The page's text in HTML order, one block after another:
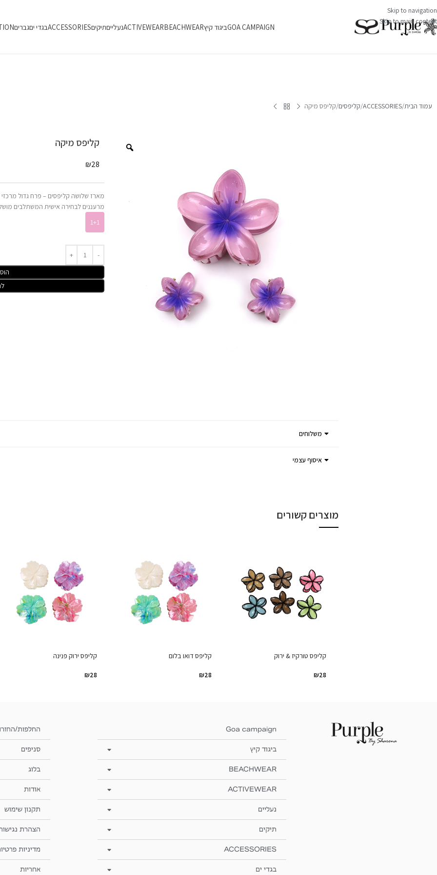
Skip to navigation
Skip to main content
GOA CAMPAIGNביגוד קיץBEACHWEAR
ACTIVEWEARנעלייםתיקיםACCESSORIESבגדי יםגברים
עמוד הבית ACCESSORIES קליפסים קליפס מיקה
קליפס מיקה
₪28
מארז שלושה קליפסים – פרח גדול מרכזי
מרעננים לבחירה אישית המשתלבים
1+1
משלוחים
איסוף עצמי
מוצרים קשורים
קליפס טורקיז & ירוק
₪28
קליפס דואו בלום
₪28
קליפס ירוק פנינה
₪28
Goa campaign
ביגוד קיץ
BEACHWEAR
ACTIVEWEAR
נעליים
תיקים
ACCESSORIES
בגדי ים
החלפות/
סניפים
בלוג
אודות
תקנון שימוש
הצהרת
מדיניות
אחריות